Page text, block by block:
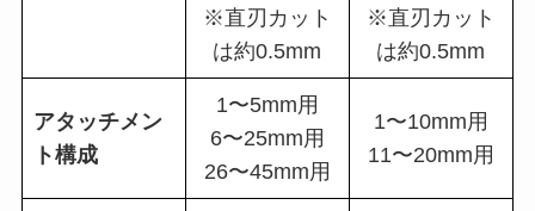
※直刃カット
は約0.5mm
※直刃カット
は約0.5mm
アタッチメン
ト構成
1〜5mm用
6〜25mm用
26〜45mm用
1〜10mm用
11〜20mm用